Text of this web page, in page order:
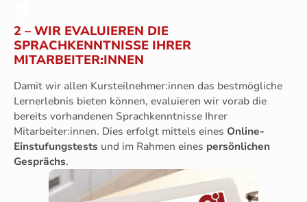
2 – WIR EVALUIEREN DIE
SPRACHKENNTNISSE IHRER
MITARBEITER:INNEN
Damit wir allen Kursteilnehmer:innen das bestmögliche
Lernerlebnis bieten können, evaluieren wir vorab die
bereits vorhandenen Sprachkenntnisse Ihrer
Mitarbeiter:innen. Dies erfolgt mittels eines Online-
Einstufungstests und im Rahmen eines persönlichen
Gesprächs.